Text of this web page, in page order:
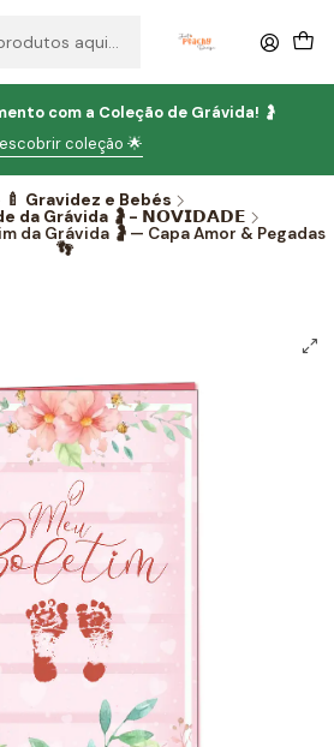
com a Coleção de Grávida! 🤰
coleção 🌟
🍼 Gravidez e Bebés
da Grávida 🤰- 𝗡𝗢𝗩𝗜𝗗𝗔𝗗𝗘
da Grávida 🤰— Capa Amor & Pegadas
👣